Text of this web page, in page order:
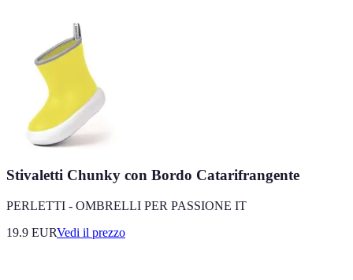
Stivaletti Chunky con Bordo Catarifrangente
PERLETTI - OMBRELLI PER PASSIONE IT
19.9 EURVedi il prezzo